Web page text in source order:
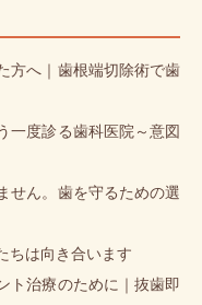
方へ｜歯根端切除術で歯
一度診る歯科医院～意図
せん。歯を守るための選
ちは向き合います
ト治療のために｜抜歯即